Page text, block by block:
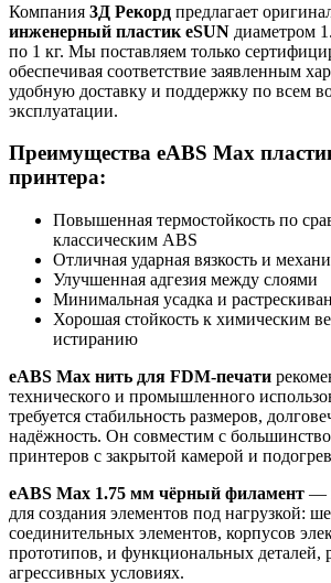
Компания 3Д Рекорд предлагает
инженерный пластик eSUN диаметром
по 1 кг. Мы поставляем только
обеспечивая соответствие заявленным
удобную доставку и поддержку по всем
эксплуатации.
Преимущества eABS Max
принтера:
Повышенная термостойкость по
классическим ABS
Отличная ударная вязкость и
Улучшенная адгезия между слоями
Минимальная усадка и
Хорошая стойкость к химическим
истиранию
eABS Max нить для FDM-печати
технического и промышленного
требуется стабильность размеров,
надёжность. Он совместим с
принтеров с закрытой камерой и
eABS Max 1.75 мм чёрный филамент —
для создания элементов под нагрузкой:
соединительных элементов, корпусов
прототипов, и функциональных деталей,
агрессивных условиях.